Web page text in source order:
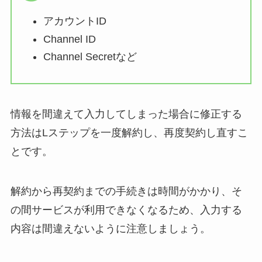
アカウントID
Channel ID
Channel Secretなど
情報を間違えて入力してしまった場合に修正する
方法はLステップを一度解約し、再度契約し直すこ
とです。
解約から再契約までの手続きは時間がかかり、そ
の間サービスが利用できなくなるため、入力する
内容は間違えないように注意しましょう。